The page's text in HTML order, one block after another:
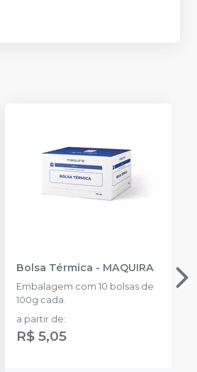
Bolsa Térmica - MAQUIRA
Embalagem com 10 bolsas de
100g cada.
a partir de:
R$ 5,05